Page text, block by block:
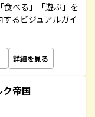
食べる」「遊ぶ」を
るビジュアルガイ
詳細を見る
帝国